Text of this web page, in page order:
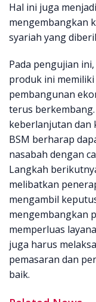
Hal ini juga
mengembangkan
syariah yang
Pada pengujian
produk ini
pembangunan
terus
keberlanjutan dan
BSM berharap
nasabah dengan
Langkah
melibatkan
mengambil
mengembangkan
memperluas
juga harus
pemasaran dan
baik.